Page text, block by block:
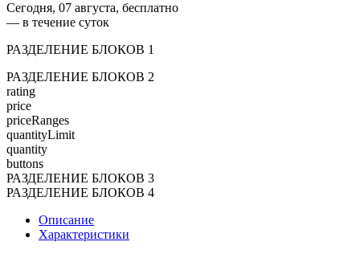
Сегодня, 07 августа, бесплатно
— в течение суток
РАЗДЕЛЕНИЕ БЛОКОВ 1
РАЗДЕЛЕНИЕ БЛОКОВ 2
rating
price
priceRanges
quantityLimit
quantity
buttons
РАЗДЕЛЕНИЕ БЛОКОВ 3
РАЗДЕЛЕНИЕ БЛОКОВ 4
Описание
Характеристики